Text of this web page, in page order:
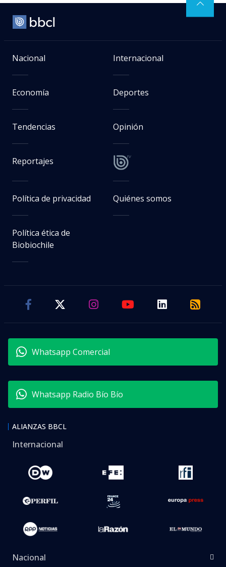
Nacional Internacional
Economía Deportes
Tendencias Opinión
Reportajes
Política de privacidad Quiénes somos
Política ética de
Biobiochile
Whatsapp Comercial
Whatsapp Radio Bío Bío
ALIANZAS BBCL
Internacional
Nacional